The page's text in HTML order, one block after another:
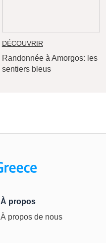
DÉCOUVRIR
Randonnée à Amorgos: les
sentiers bleus
À propos
À propos de nous